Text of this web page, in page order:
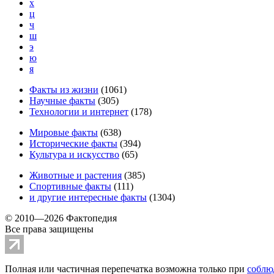
х
ц
ч
ш
э
ю
я
Факты из жизни (1061)
Научные факты (305)
Технологии и интернет (178)
Мировые факты (638)
Исторические факты (394)
Культура и искусство (65)
Животные и растения (385)
Спортивные факты (111)
и другие интересные факты (1304)
© 2010—2026 Фактопедия
Все права защищены
Полная или частичная перепечатка возможна только при